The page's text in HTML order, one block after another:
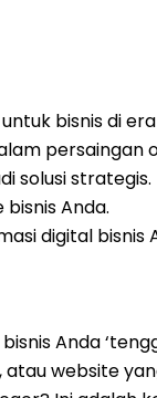
bisnis di
persaingan
solusi strategis.
Anda.
digital bisnis
Anda
atau website